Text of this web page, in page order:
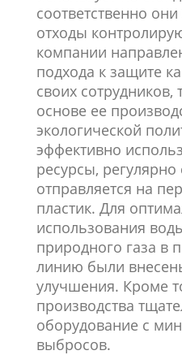
соответственно
отходы
компании
подхода к защите
своих сотрудников,
основе ее
экологической
эффективно
ресурсы, регулярно
отправляется на
пластик. Для
использования
природного газа в
линию были
улучшения. Кроме
производства
оборудование с
выбросов.